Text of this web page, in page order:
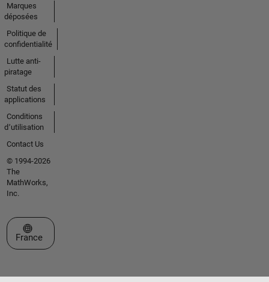
Marques
déposées
Politique de
confidentialité
Lutte anti-
piratage
Statut des
applications
Conditions
d՚utilisation
Contact Us
© 1994-2026
The
MathWorks,
Inc.
Sélectionner un site web
France